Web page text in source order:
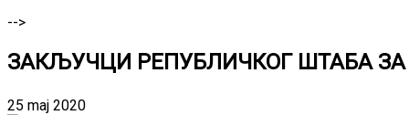
-->
ЗАКЉУЧЦИ РЕПУБЛИЧКОГ ШТАБА
25 maj 2020